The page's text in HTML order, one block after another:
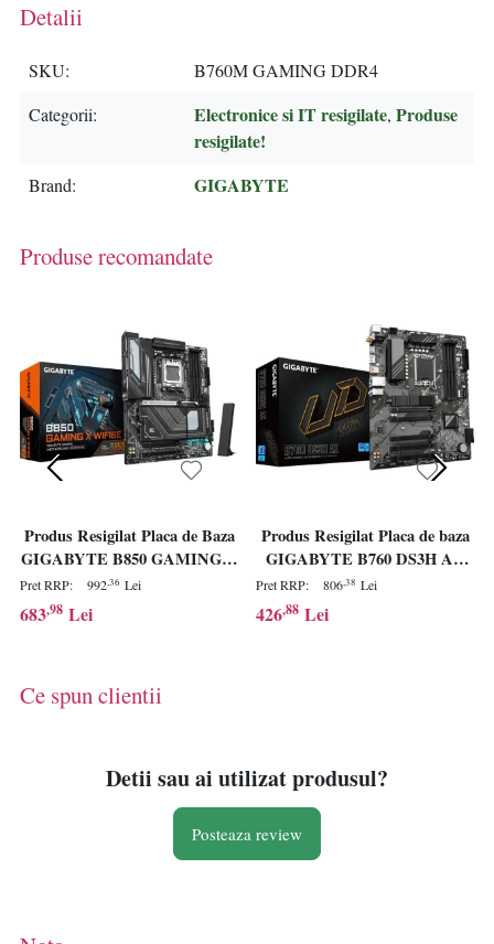
Detalii
SKU
B760M GAMING DDR4
Categorii
Electronice si IT resigilate, Produse
resigilate!
Brand GIGABYTE
Produse recomandate
Produs Resigilat Placa de Baza
GIGABYTE B850 GAMING X
WIFI6E AM5
Pret RRP: 992,36 Lei
683,98 Lei
Produs Resigilat Placa de baza
GIGABYTE B760 DS3H AX
LGA1700
Pret RRP: 806,38 Lei
426,88 Lei
Ce spun clientii
Detii sau ai utilizat produsul?
Posteaza review